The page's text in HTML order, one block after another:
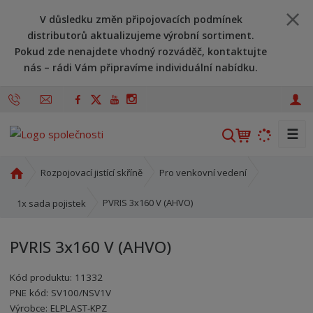
V důsledku změn připojovacích podmínek
distributorů aktualizujeme výrobní sortiment.
Pokud zde nenajdete vhodný rozváděč, kontaktujte
nás – rádi Vám připravíme individuální nabídku.
V
h
☰
o
í
t
r
a
Rozpojovací jistící skříně Pro venkovní vedení
1x sada pojistek PVRIS 3x160 V (AHVO)
PVRIS 3x160 V (AHVO)
Kód produktu: 11332
PNE kód: SV100/NSV1V
Kód výrobce: 8595208608261
Kód dodavatele:8595208608261
Výrobce: ELPLAST-KPZ